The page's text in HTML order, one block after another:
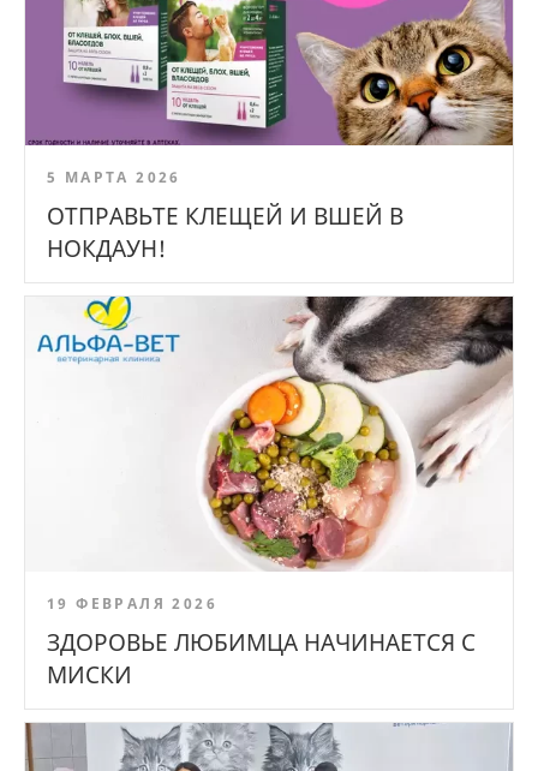
5 МАРТА 2026
ОТПРАВЬТЕ КЛЕЩЕЙ И ВШЕЙ В
НОКДАУН!
19 ФЕВРАЛЯ 2026
ЗДОРОВЬЕ ЛЮБИМЦА НАЧИНАЕТСЯ С
МИСКИ